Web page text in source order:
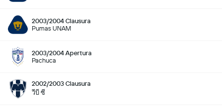
2003/2004 Clausura
Pumas UNAM
2003/2004 Apertura
Pachuca
2002/2003 Clausura
วีบี ซี